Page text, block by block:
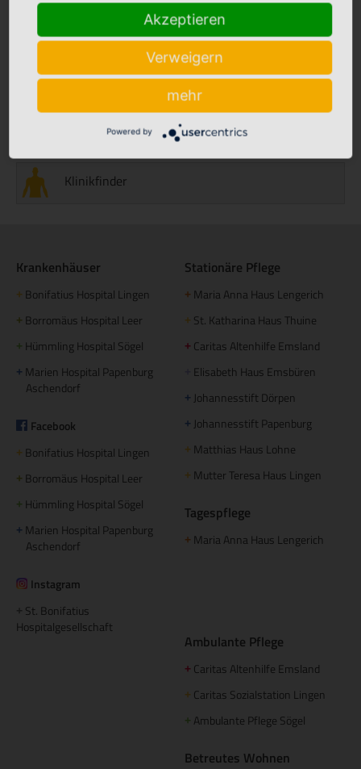
Babyalbum
Klinikfinder
Krankenhäuser
+ Bonifatius Hospital Lingen
+ Borromäus Hospital Leer
+ Hümmling Hospital Sögel
+ Marien Hospital Papenburg
Aschendorf
Facebook
+ Bonifatius Hospital Lingen
+ Borromäus Hospital Leer
+ Hümmling Hospital Sögel
+ Marien Hospital Papenburg
Aschendorf
Instagram
St. Bonifatius
Hospitalgesellschaft
Stationäre Pflege
+ Maria Anna Haus Lengerich
+ St. Katharina Haus Thuine
+ Caritas Altenhilfe Emsland
Elisabeth Haus Emsbüren
+ Johannesstift Dörpen
+ Johannesstift Papenburg
+ Matthias Haus Lohne
+ Mutter Teresa Haus Lingen
Tagespflege
+ Maria Anna Haus Lengerich
Ambulante Pflege
+ Caritas Altenhilfe Emsland
+ Caritas Sozialstation Lingen
+ Ambulante Pflege Sögel
Betreutes Wohnen
Akzeptieren
Verweigern
mehr
Powered by